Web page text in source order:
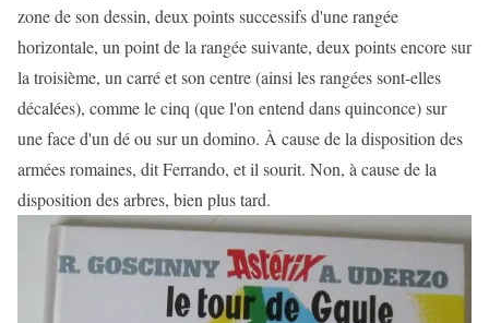
zone de son dessin, deux points successifs d'une rangée
horizontale, un point de la rangée suivante, deux points encore sur
la troisième, un carré et son centre (ainsi les rangées sont-elles
décalées), comme le cinq (que l'on entend dans quinconce) sur
une face d'un dé ou sur un domino. À cause de la disposition des
armées romaines, dit Ferrando, et il sourit. Non, à cause de la
disposition des arbres, bien plus tard.